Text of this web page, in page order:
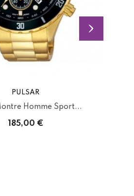
PULSAR
Homme Sport...
185,00 €